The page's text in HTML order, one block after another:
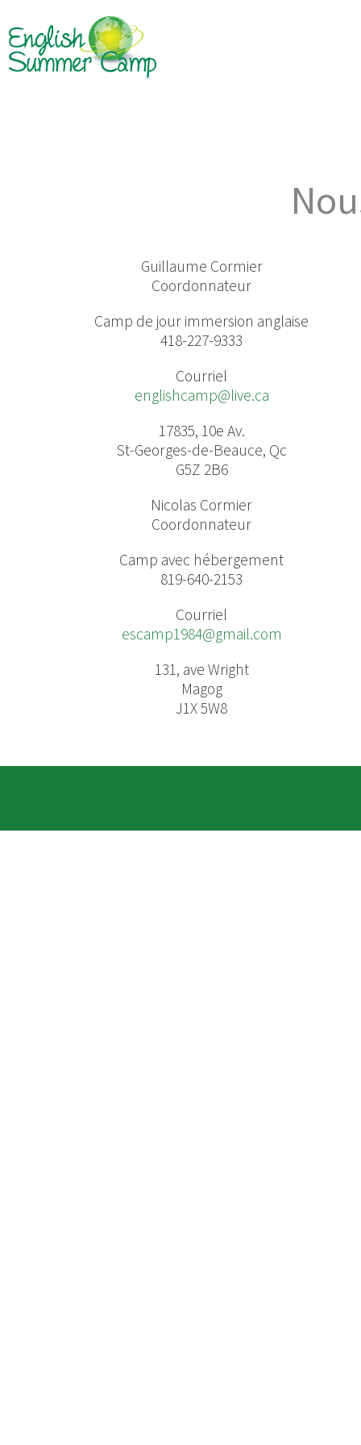
Guillaume Cormier
Coordonnateur
Camp de jour immersion anglaise
418-227-9333
Courriel
englishcamp@live.ca
17835, 10e Av.
St-Georges-de-Beauce, Qc
G5Z 2B6
Nicolas Cormier
Coordonnateur
Camp avec hébergement
819-640-2153
Courriel
escamp1984@gmail.com
131, ave Wright
Magog
J1X 5W8